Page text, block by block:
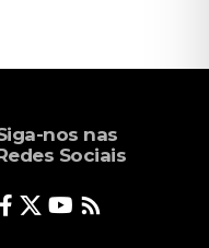
nos nas
Sociais